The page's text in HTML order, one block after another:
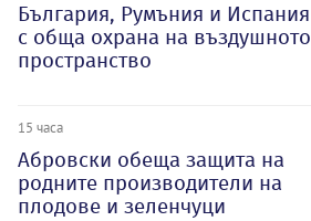
България, Румъния и Испания
с обща охрана на въздушното
пространство
15 часа
Абровски обеща защита на
родните производители на
плодове и зеленчуци